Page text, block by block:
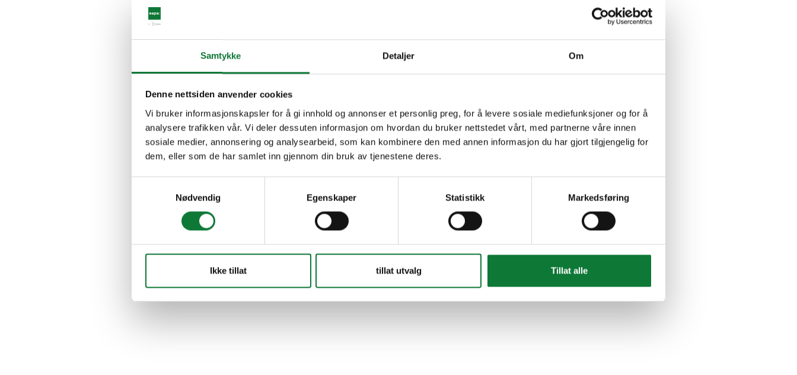
Samtykke Detaljer Om
Denne nettsiden anvender cookies
Vi bruker informasjonskapsler for å gi innhold og annonser et personlig preg, for å levere sosiale mediefunksjoner og for å
analysere trafikken vår. Vi deler dessuten informasjon om hvordan du bruker nettstedet vårt, med partnerne våre innen
sosiale medier, annonsering og analysearbeid, som kan kombinere den med annen informasjon du har gjort tilgjengelig for
dem, eller som de har samlet inn gjennom din bruk av tjenestene deres.
Nødvendig
Egenskaper Statistikk Markedsføring
Ikke tillat tillat utvalg Tillat alle